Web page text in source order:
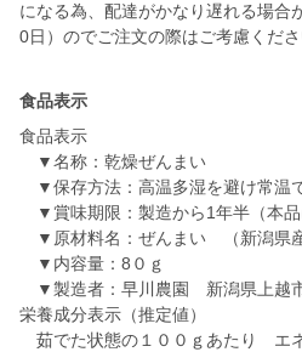
になる為、配達がかなり遅れる場合
0日）のでご注文の際はご考慮くださ
食品表示
食品表示
▼名称：乾燥ぜんまい
▼保存方法：高温多湿を避け常温
▼賞味期限：製造から1年半（本品
▼原材料名：ぜんまい （新潟県産
▼内容量：8０ｇ
▼製造者：早川農園 新潟県上越
栄養成分表示（推定値）
茹でた状態の１００ｇあたり エ